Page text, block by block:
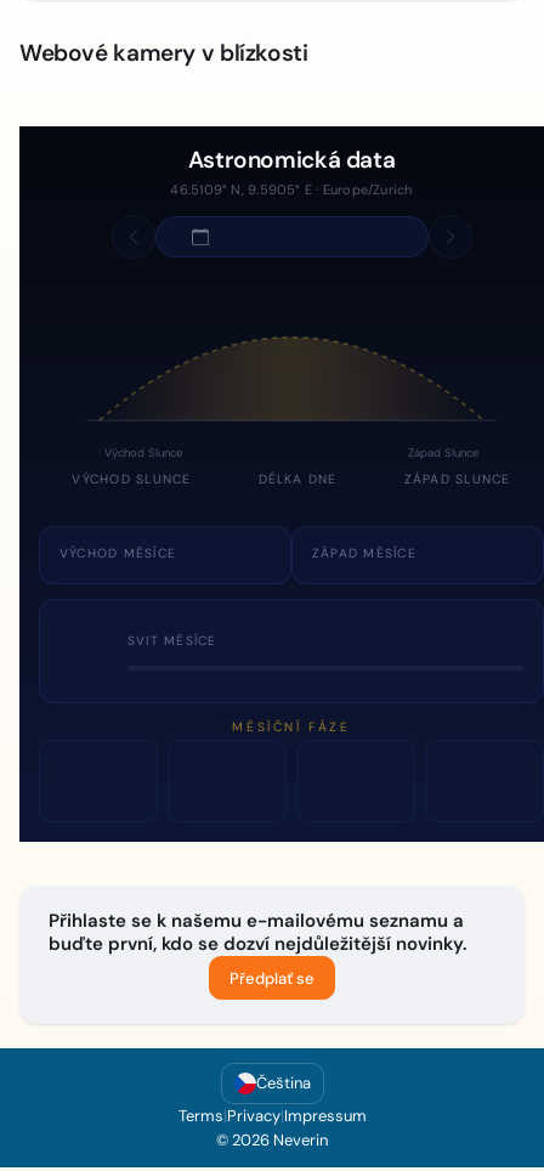
Webové kamery v blízkosti
Astronomická data
46.5109° N, 9.5905° E · Europe/Zurich
Východ Slunce Západ Slunce
VÝCHOD SLUNCE DÉLKA DNE ZÁPAD SLUNCE
VÝCHOD MĚSÍCE ZÁPAD MĚSÍCE
SVIT MĚSÍCE
MĚSÍČNÍ FÁZE
Přihlaste se k našemu e-mailovému seznamu a
buďte první, kdo se dozví nejdůležitější novinky.
Předplať se
Čeština
Terms|Privacy|Impressum
© 2026 Neverin